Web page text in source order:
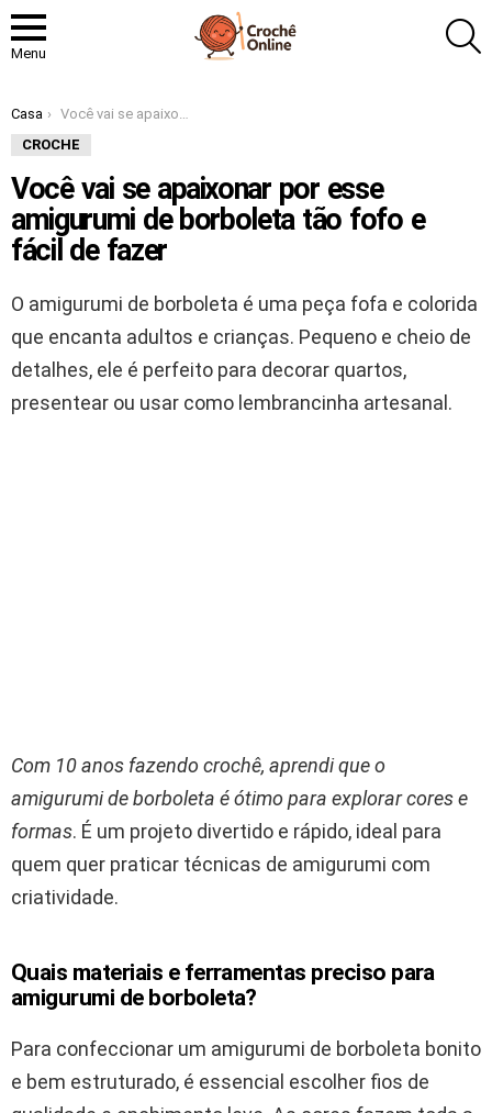
Menu
Você está aqui:
Casa
Você vai se apaixonar por esse amigurumi de borboleta tão fofo e fácil de fazer
CROCHE
Você vai se apaixonar por esse
amigurumi de borboleta tão fofo e
fácil de fazer
O amigurumi de borboleta é uma peça fofa e colorida
que encanta adultos e crianças. Pequeno e cheio de
detalhes, ele é perfeito para decorar quartos,
presentear ou usar como lembrancinha artesanal.
Com 10 anos fazendo crochê, aprendi que o
amigurumi de borboleta é ótimo para explorar cores e
formas. É um projeto divertido e rápido, ideal para
quem quer praticar técnicas de amigurumi com
criatividade.
Quais materiais e ferramentas preciso para
amigurumi de borboleta?
Para confeccionar um amigurumi de borboleta bonito
e bem estruturado, é essencial escolher fios de